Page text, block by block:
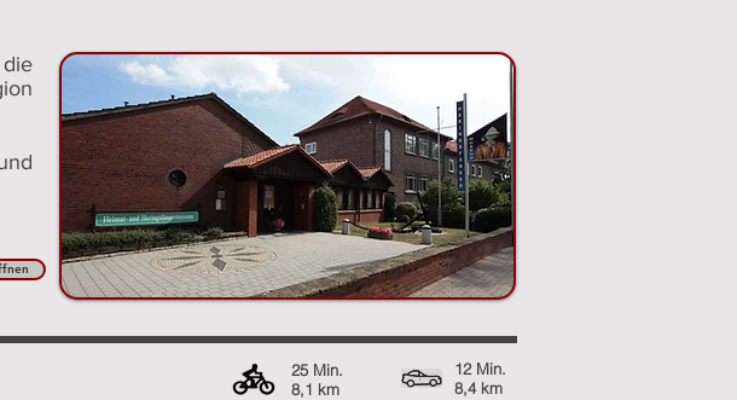
25 Min.
8,1 km
12 Min.
8,4 km